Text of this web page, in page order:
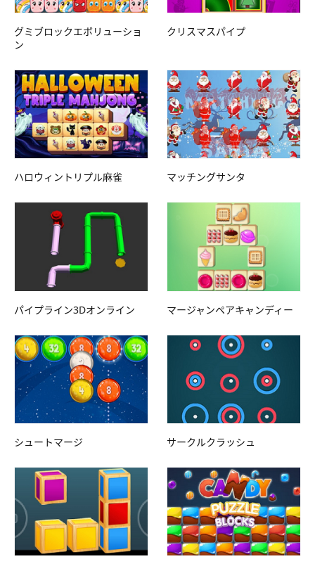
グミブロックエボリューショ
ン
クリスマスパイプ
ハロウィントリプル麻雀 マッチングサンタ
パイプライン3Dオンライン マージャンペアキャンディー
シュートマージ サークルクラッシュ